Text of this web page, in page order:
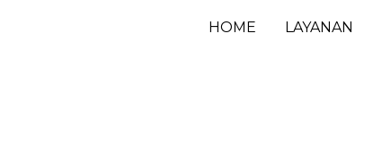
HOME LAYANAN